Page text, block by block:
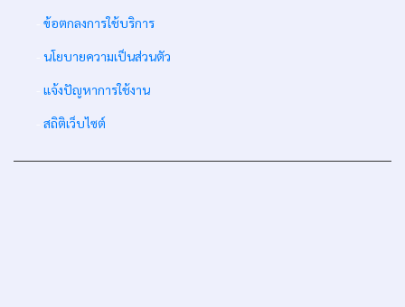
ข้อตกลงการใช้บริการ
นโยบายความเป็นส่วนตัว
แจ้งปัญหาการใช้งาน
สถิติเว็บไซต์